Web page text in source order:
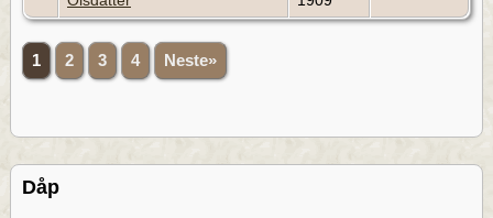
1 2 3 4 Neste»
Dåp